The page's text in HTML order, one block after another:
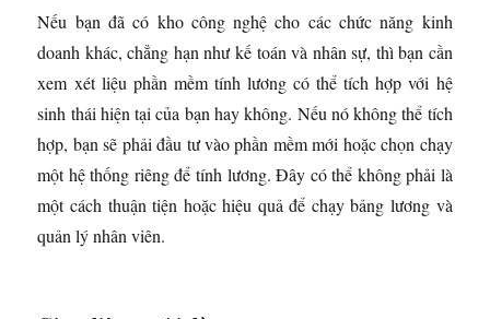
Nếu bạn đã có kho công nghệ cho các chức năng kinh
doanh khác, chẳng hạn như kế toán và nhân sự, thì bạn cần
xem xét liệu phần mềm tính lương có thể tích hợp với hệ
sinh thái hiện tại của bạn hay không. Nếu nó không thể tích
hợp, bạn sẽ phải đầu tư vào phần mềm mới hoặc chọn chạy
một hệ thống riêng để tính lương. Đây có thể không phải là
một cách thuận tiện hoặc hiệu quả để chạy bảng lương và
quản lý nhân viên.